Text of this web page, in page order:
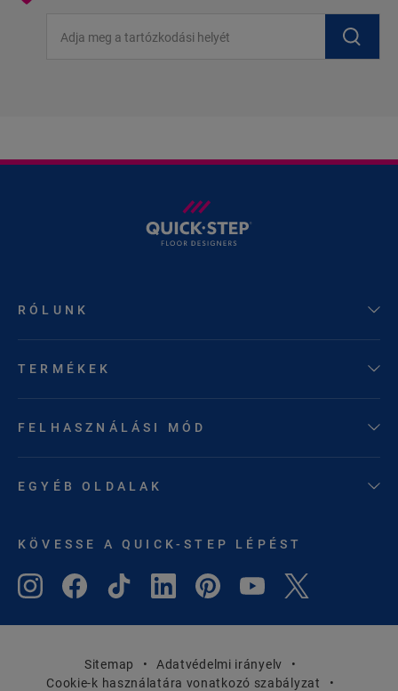
RÓLUNK
TERMÉKEK
FELHASZNÁLÁSI MÓD
EGYÉB OLDALAK
KÖVESSE A QUICK-STEP LÉPÉST
Sitemap
Adatvédelmi irányelv
Cookie-k használatára vonatkozó szabályzat